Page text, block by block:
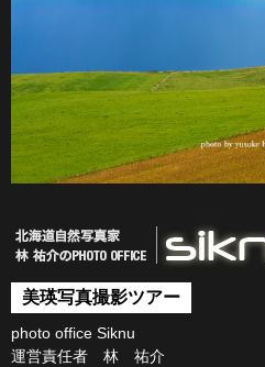
美瑛写真撮影ツアー
photo office Siknu
運営責任者 林 祐介